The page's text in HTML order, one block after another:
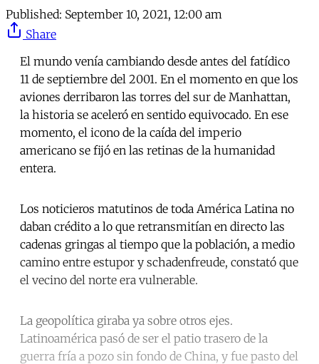
Published: September 10, 2021, 12:00 am
Share
El mundo venía cambiando desde antes del fatídico
11 de septiembre del 2001. En el momento en que los
aviones derribaron las torres del sur de Manhattan,
la historia se aceleró en sentido equivocado. En ese
momento, el icono de la caída del imperio
americano se fijó en las retinas de la humanidad
entera.
Los noticieros matutinos de toda América Latina no
daban crédito a lo que retransmitían en directo las
cadenas gringas al tiempo que la población, a medio
camino entre estupor y schadenfreude, constató que
el vecino del norte era vulnerable.
La geopolítica giraba ya sobre otros ejes.
Latinoamérica pasó de ser el patio trasero de la
guerra fría a pozo sin fondo de China, y fue pasto del